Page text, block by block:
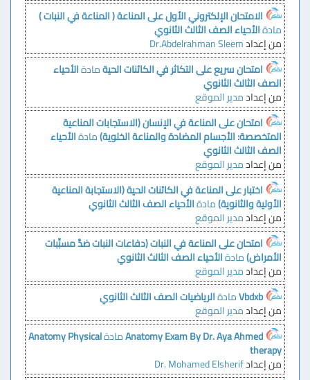
الامتحان الإلكتروني الأول على المناعة ( المناعة في النبات )
مادةالأحياء الصف الثالث الثانوي
من إعدادDr.Abdelrahman Sleem
امتحان سريع على التكاثر في الكائنات الحيةمادةالأحياء
الصف الثالث الثانوي
من إعدادمدير الموقع
امتحان على المناعة في الإنسان (الاستجابات المناعية
المتخصصة: الأجسام المضادة والمناعة الخلوية)مادةالأحياء
الصف الثالث الثانوي
من إعدادمدير الموقع
اختبار على المناعة في الكائنات الحية (الاستجابة المناعية
الأولية والثانوية)مادةالأحياء الصف الثالث الثانوي
من إعدادمدير الموقع
امتحان على المناعة في النبات (دفاعات النبات ضدَّ مسبِّبات
الأمراض)مادةالأحياء الصف الثالث الثانوي
من إعدادمدير الموقع
Vbdxbمادةالرياضيات الصف الثالث الثانوي
من إعدادمدير الموقع
Anatomy Exam By Dr. Aya AhmedمادةAnatomy Physical
therapy
من إعدادDr. Mohamed Elsherif